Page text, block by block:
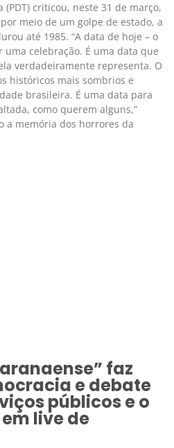
criticou, neste 31 de março,
meio de um golpe de estado, a
até 1985. “A data de hoje – o
uma celebração. É uma data que
verdadeiramente representa. O
históricos mais sombrios e
brasileira. É uma data para
como querem alguns,”
a memória dos horrores da
faz
e debate
públicos e o
live de